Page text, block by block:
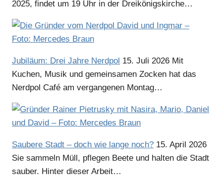
2025, findet um 19 Uhr in der Dreikönigskirche…
Jubiläum: Drei Jahre Nerdpol 15. Juli 2026 Mit
Kuchen, Musik und gemeinsamen Zocken hat das
Nerdpol Café am vergangenen Montag…
Saubere Stadt – doch wie lange noch? 15. April 2026
Sie sammeln Müll, pflegen Beete und halten die Stadt
sauber. Hinter dieser Arbeit…